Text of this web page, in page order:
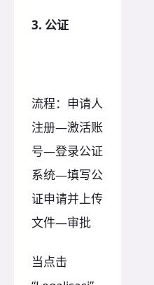
3. 公证
流程：申请人
注册—激活账
号—登录公证
系统—填写公
证申请并上传
文件—审批
当点击